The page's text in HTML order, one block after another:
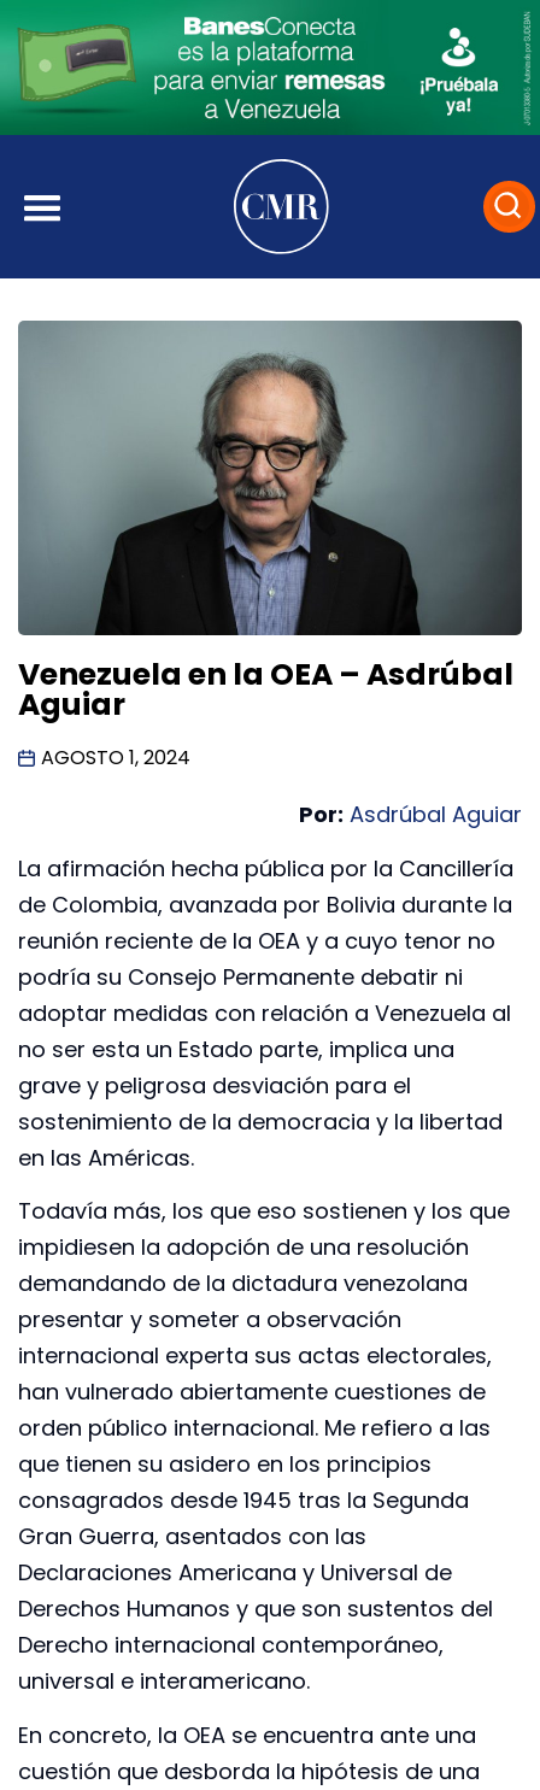
Venezuela en la OEA – Asdrúbal
Aguiar
AGOSTO 1, 2024
Por: Asdrúbal Aguiar
La afirmación hecha pública por la Cancillería
de Colombia, avanzada por Bolivia durante la
reunión reciente de la OEA y a cuyo tenor no
podría su Consejo Permanente debatir ni
adoptar medidas con relación a Venezuela al
no ser esta un Estado parte, implica una
grave y peligrosa desviación para el
sostenimiento de la democracia y la libertad
en las Américas.
Todavía más, los que eso sostienen y los que
impidiesen la adopción de una resolución
demandando de la dictadura venezolana
presentar y someter a observación
internacional experta sus actas electorales,
han vulnerado abiertamente cuestiones de
orden público internacional. Me refiero a las
que tienen su asidero en los principios
consagrados desde 1945 tras la Segunda
Gran Guerra, asentados con las
Declaraciones Americana y Universal de
Derechos Humanos y que son sustentos del
Derecho internacional contemporáneo,
universal e interamericano.
En concreto, la OEA se encuentra ante una
cuestión que desborda la hipótesis de una